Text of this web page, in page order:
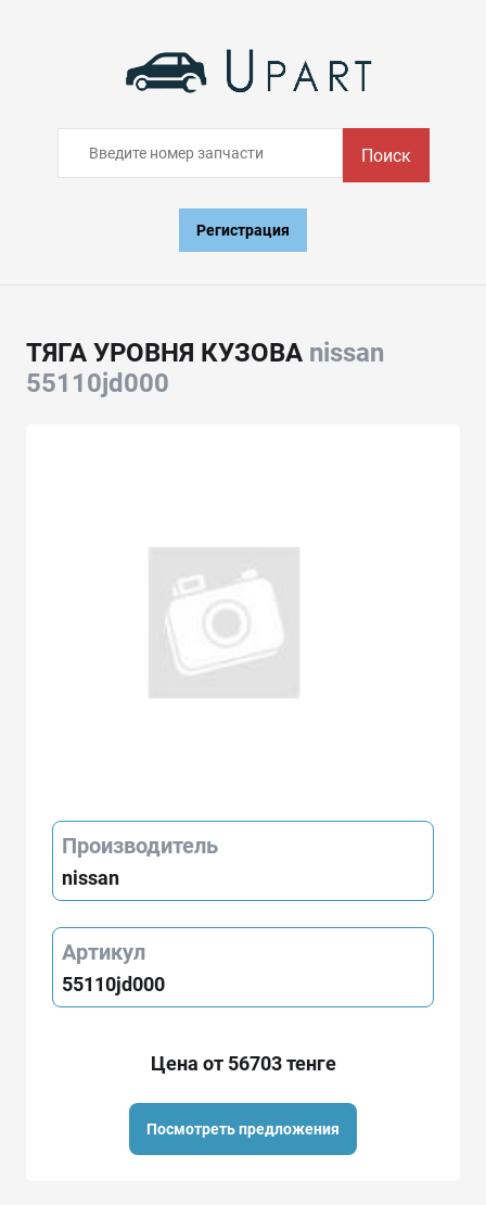
Поиск
Регистрация
ТЯГА УРОВНЯ КУЗОВА nissan
55110jd000
Производитель
nissan
Артикул
55110jd000
Цена от 56703 тенге
Посмотреть предложения